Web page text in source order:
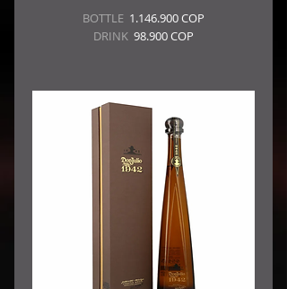
BOTTLE 1.146.900 COP
DRINK 98.900 COP